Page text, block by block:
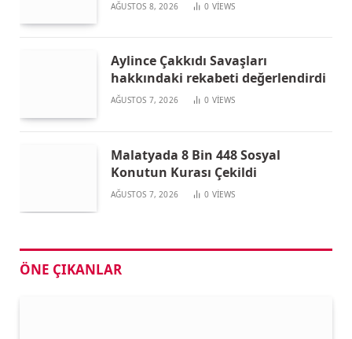
AĞUSTOS 8, 2026 0 VIEWS
Aylince Çakkıdı Savaşları
hakkındaki rekabeti değerlendirdi
AĞUSTOS 7, 2026 0 VIEWS
Malatyada 8 Bin 448 Sosyal
Konutun Kurası Çekildi
AĞUSTOS 7, 2026 0 VIEWS
ÖNE ÇIKANLAR